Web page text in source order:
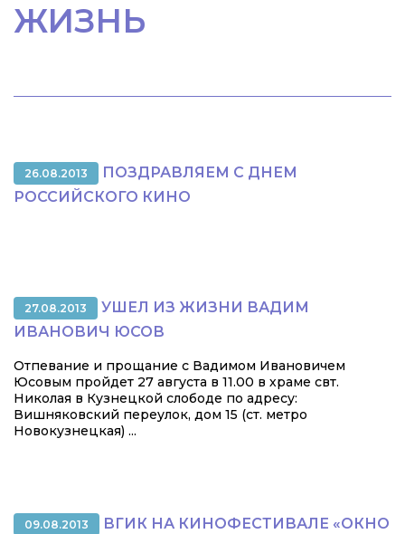
ЖИЗНЬ
26.08.2013
ПОЗДРАВЛЯЕМ С ДНЕМ
РОССИЙСКОГО КИНО
27.08.2013
УШЕЛ ИЗ ЖИЗНИ ВАДИМ
ИВАНОВИЧ ЮСОВ
Отпевание и прощание с Вадимом Ивановичем
Юсовым пройдет 27 августа в 11.00 в храме свт.
Николая в Кузнецкой слободе по адресу:
Вишняковский переулок, дом 15 (ст. метро
Новокузнецкая) ...
09.08.2013
ВГИК НА КИНОФЕСТИВАЛЕ «ОКНО